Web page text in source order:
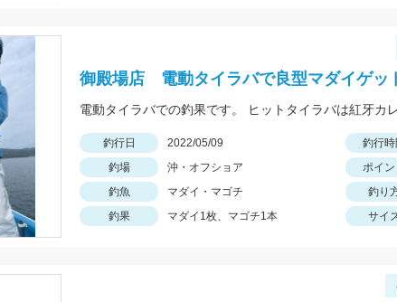
御殿場店 電動タイラバで良型マダイゲッ
釣行日 2022/05/09 釣行時
釣場
沖・オフショア ポイン
釣魚
マダイ・マゴチ 釣り
釣果
マダイ1枚、マゴチ1本 サイ